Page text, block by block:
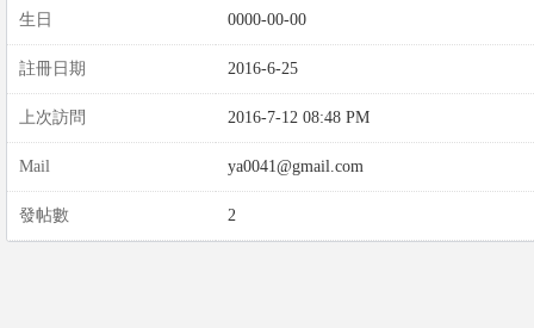
生日 0000-00-00
註冊日期 2016-6-25
上次訪問 2016-7-12 08:48 PM
Mail ya0041@gmail.com
發帖數 2